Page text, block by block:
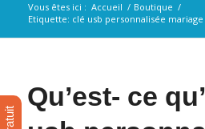
Vous êtes ici : Accueil / Boutique /
Etiquette: clé usb personnalisée mariage
Qu’est- ce